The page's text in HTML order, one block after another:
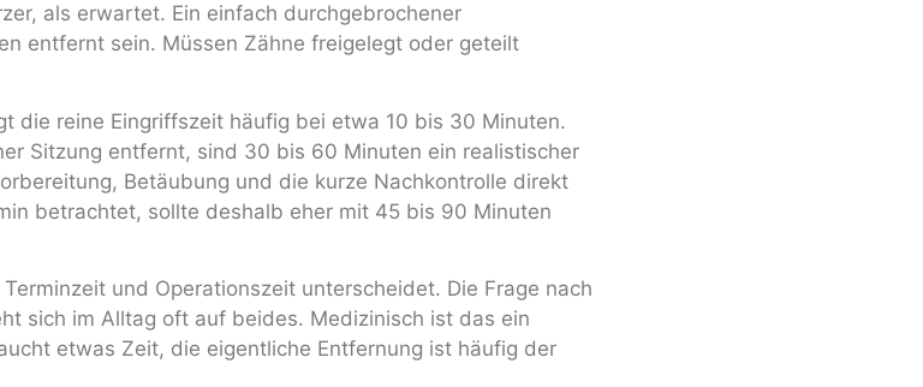
als erwartet. Ein einfach durchgebrochener
entfernt sein. Müssen Zähne freigelegt oder geteilt
die reine Eingriffszeit häufig bei etwa 10 bis 30 Minuten.
Sitzung entfernt, sind 30 bis 60 Minuten ein realistischer
Betäubung und die kurze Nachkontrolle direkt
betrachtet, sollte deshalb eher mit 45 bis 90 Minuten
und Operationszeit unterscheidet. Die Frage nach
sich im Alltag oft auf beides. Medizinisch ist das ein
etwas Zeit, die eigentliche Entfernung ist häufig der